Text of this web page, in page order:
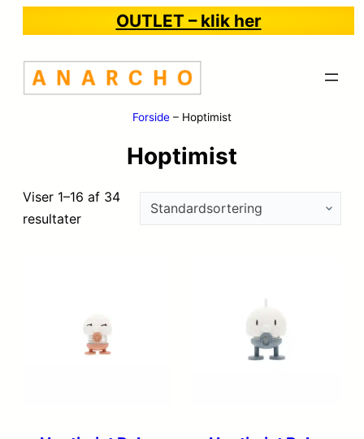
OUTLET – klik her
Forside – Hoptimist
Hoptimist
Viser 1–16 af 34
resultater